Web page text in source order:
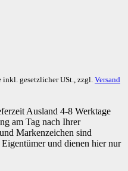
inkl. gesetzlicher USt., zzgl. Versand
Ausland 4-8 Werktage
am Tag nach Ihrer
Markenzeichen sind
und dienen hier nur